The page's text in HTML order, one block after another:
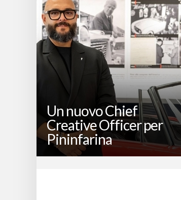
Un nuovo Chief
Creative Officer per
Pininfarina